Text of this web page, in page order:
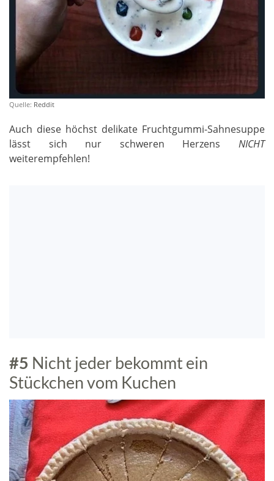
Quelle: Reddit
Auch diese höchst delikate Fruchtgummi-Sahnesuppe
lässt sich nur schweren Herzens NICHT
weiterempfehlen!
#5 Nicht jeder bekommt ein
Stückchen vom Kuchen